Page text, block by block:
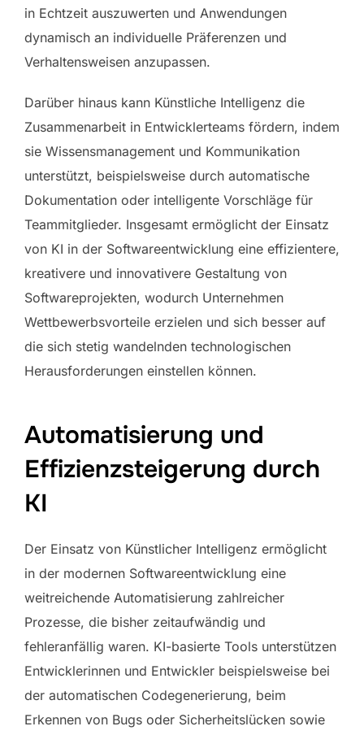
in Echtzeit auszuwerten und Anwendungen
dynamisch an individuelle Präferenzen und
Verhaltensweisen anzupassen.
Darüber hinaus kann Künstliche Intelligenz die
Zusammenarbeit in Entwicklerteams fördern, indem
sie Wissensmanagement und Kommunikation
unterstützt, beispielsweise durch automatische
Dokumentation oder intelligente Vorschläge für
Teammitglieder. Insgesamt ermöglicht der Einsatz
von KI in der Softwareentwicklung eine effizientere,
kreativere und innovativere Gestaltung von
Softwareprojekten, wodurch Unternehmen
Wettbewerbsvorteile erzielen und sich besser auf
die sich stetig wandelnden technologischen
Herausforderungen einstellen können.
Automatisierung und
Effizienzsteigerung durch
KI
Der Einsatz von Künstlicher Intelligenz ermöglicht
in der modernen Softwareentwicklung eine
weitreichende Automatisierung zahlreicher
Prozesse, die bisher zeitaufwändig und
fehleranfällig waren. KI-basierte Tools unterstützen
Entwicklerinnen und Entwickler beispielsweise bei
der automatischen Codegenerierung, beim
Erkennen von Bugs oder Sicherheitslücken sowie